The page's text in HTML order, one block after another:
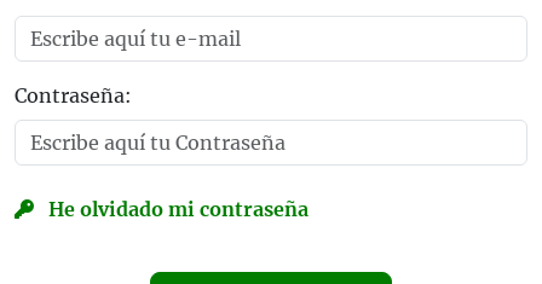
Contraseña:
He olvidado mi contraseña